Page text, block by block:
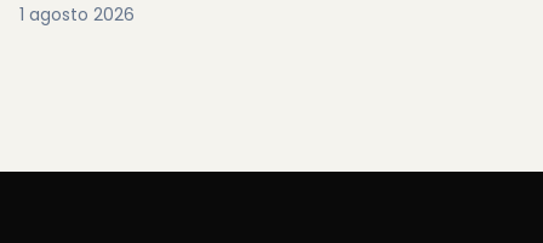
1 agosto 2026